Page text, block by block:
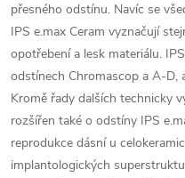
přesného odstínu. Navíc se
IPS e.max Ceram vyznačují
opotřebení a lesk materiálu.
odstínech Chromascop a A-D,
Kromě řady dalších technicky
rozšířen také o odstíny IPS
reprodukce dásní u
implantologických